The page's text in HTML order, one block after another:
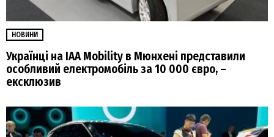
НОВИНИ
Українці на IAA Mobility в Мюнхені представили
особливий електромобіль за 10 000 євро, –
ексклюзив